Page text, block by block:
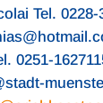
Tel.
0251-